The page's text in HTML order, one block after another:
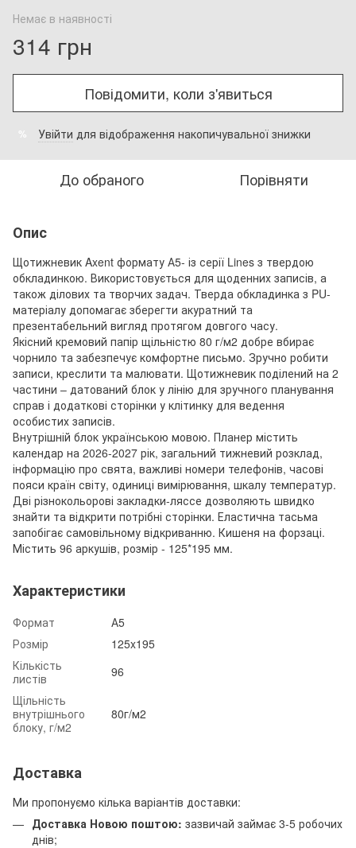
Немає в наявності
314 грн
Повідомити, коли з'явиться
% Увійти для відображення накопичувальної знижки
До обраного Порівняти
Опис
Щотижневик Axent формату А5- із серії Lines з твердою
обкладинкою. Використовується для щоденних записів, а
також ділових та творчих задач. Тверда обкладинка з PU-
матеріалу допомагає зберегти акуратний та
презентабельний вигляд протягом довгого часу.
Якісний кремовий папір щільністю 80 г/м2 добре вбирає
чорнило та забезпечує комфортне письмо. Зручно робити
записи, креслити та малювати. Щотижневик поділений на 2
частини – датований блок у лінію для зручного планування
справ і додаткові сторінки у клітинку для ведення
особистих записів.
Внутрішній блок українською мовою. Планер містить
календар на 2026-2027 рік, загальний тижневий розклад,
інформацію про свята, важливі номери телефонів, часові
пояси країн світу, одиниці вимірювання, шкалу температур.
Дві різнокольорові закладки-ляссе дозволяють швидко
знайти та відкрити потрібні сторінки. Еластична тасьма
запобігає самовільному відкриванню. Кишеня на форзаці.
Містить 96 аркушів, розмір - 125*195 мм.
Характеристики
Формат
А5
Розмір
125x195
Кількість
листів
96
Щільність
внутрішнього
блоку, г/м2
80г/м2
Доставка
Ми пропонуємо кілька варіантів доставки:
Доставка Новою поштою: зазвичай займає 3-5 робочих
днів;